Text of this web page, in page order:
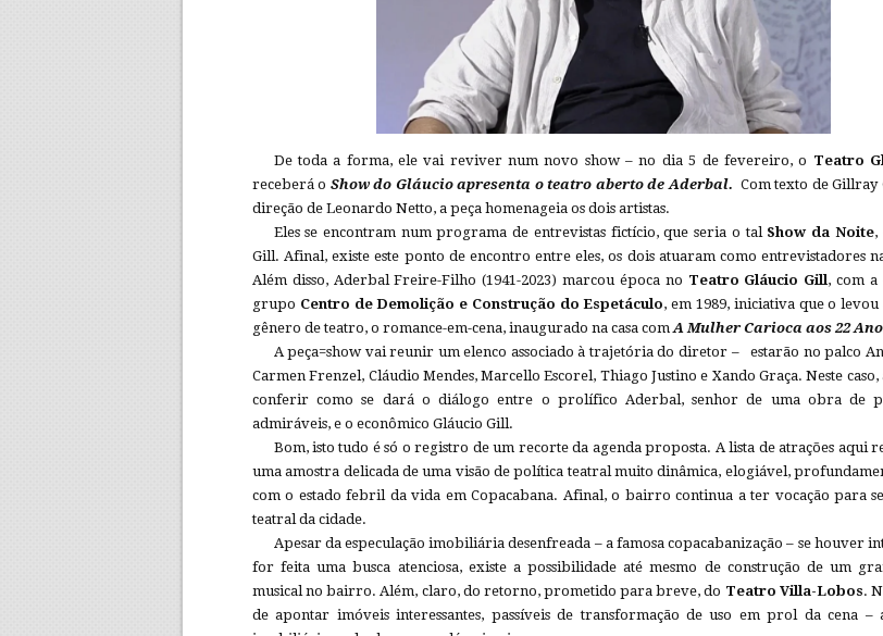
De toda a forma, ele vai reviver num novo show – no dia 5 de fevereiro, o Teatro
receberá o Show do Gláucio apresenta o teatro aberto de Aderbal. Com texto de Gillray
direção de Leonardo Netto, a peça homenageia os dois artistas.
Eles se encontram num programa de entrevistas fictício, que seria o tal Show da Noite,
Gill. Afinal, existe este ponto de encontro entre eles, os dois atuaram como entrevistadores
Além disso, Aderbal Freire-Filho (1941-2023) marcou época no Teatro Gláucio Gill, com a
grupo Centro de Demolição e Construção do Espetáculo, em 1989, iniciativa que o
gênero de teatro, o romance-em-cena, inaugurado na casa com A Mulher Carioca aos 22
A peça=show vai reunir um elenco associado à trajetória do diretor – estarão no palco
Carmen Frenzel, Cláudio Mendes, Marcello Escorel, Thiago Justino e Xando Graça. Neste caso,
conferir como se dará o diálogo entre o prolífico Aderbal, senhor de uma obra de
admiráveis, e o econômico Gláucio Gill.
Bom, isto tudo é só o registro de um recorte da agenda proposta. A lista de atrações aqui
uma amostra delicada de uma visão de política teatral muito dinâmica, elogiável,
com o estado febril da vida em Copacabana. Afinal, o bairro continua a ter vocação para
teatral da cidade.
Apesar da especulação imobiliária desenfreada – a famosa copacabanização – se houver
for feita uma busca atenciosa, existe a possibilidade até mesmo de construção de um
musical no bairro. Além, claro, do retorno, prometido para breve, do Teatro Villa-Lobos.
de apontar imóveis interessantes, passíveis de transformação de uso em prol da cena –